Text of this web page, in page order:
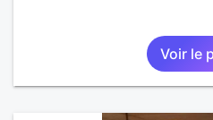
Voir le